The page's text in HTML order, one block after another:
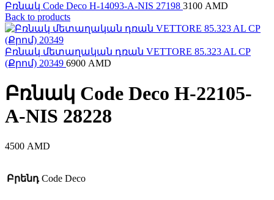
Բռնակ Code Deco H-14093-A-NIS 27198 3100 AMD
Back to products
Բռնակ մետաղական դռան VЕTTORE 85.323 AL CP
(Քրոմ) 20349 6900 AMD
Բռնակ Code Deco H-22105-
A-NIS 28228
4500 AMD
Բրենդ Code Deco